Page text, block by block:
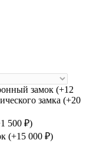
замок (+12
замка (+20
1 500 ₽)
(+15 000 ₽)